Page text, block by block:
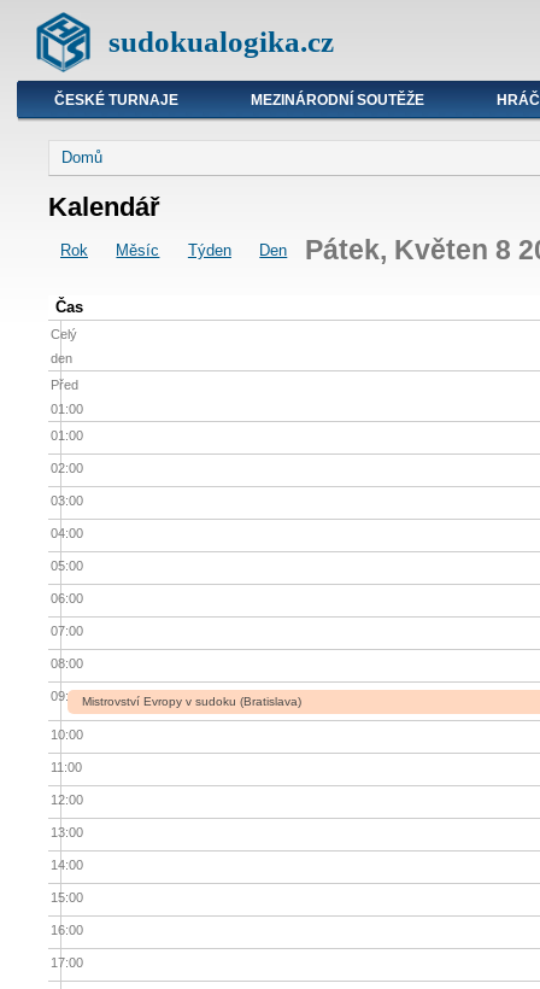
sudokualogika.cz
ČESKÉ TURNAJE MEZINÁRODNÍ SOUTĚŽE
Domů
Kalendář
Rok Měsíc Týden Den Pátek, Květen 8
Čas
Celý
den
Před
01:00
01:00
02:00
03:00
04:00
05:00
06:00
07:00
08:00
09:00Mistrovství Evropy v sudoku (Bratislava)
10:00
11:00
12:00
13:00
14:00
15:00
16:00
17:00